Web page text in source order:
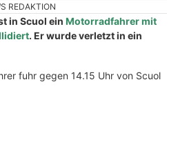
REDAKTION
in Scuol ein Motorradfahrer mit
. Er wurde verletzt in ein
fuhr gegen 14.15 Uhr von Scuol